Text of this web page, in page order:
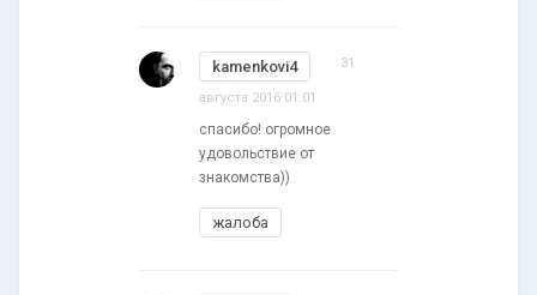
kamenkovi4 31
августа 2016 01:01
спасибо! огромное
удовольствие от
знакомства))
жалоба